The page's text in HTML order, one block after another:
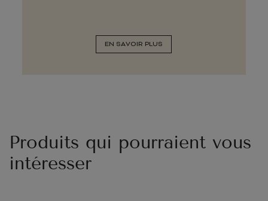
EN SAVOIR PLUS
Produits qui pourraient vous
intéresser